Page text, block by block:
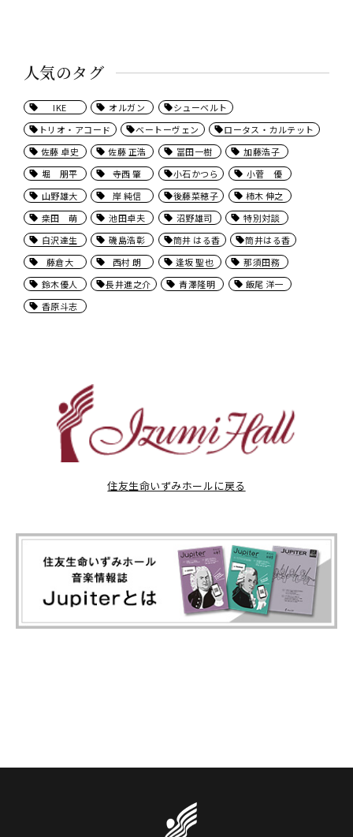
人気のタグ
IKE オルガン
シューベルト
トリオ・アコード
ベートーヴェン
ロータス・カルテット
佐藤 卓史
佐藤 正浩 冨田一樹
加藤浩子
堀 朋平
寺西 肇 小石かつら
小菅 優
山野雄大
岸 純信 後藤菜穂子
柿木 伸之
桒田 萌
池田卓夫 沼野雄司
特別対談
白沢達生
磯島浩彰 筒井 はる香
筒井はる香
藤倉大
西村 朗 逢坂 聖也
那須田務
鈴木優人
長井進之介 青澤隆明
飯尾 洋一
香原斗志
住友生命いずみホールに戻る